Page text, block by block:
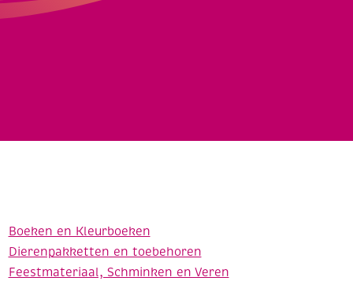
Boeken en Kleurboeken
Dierenpakketten en toebehoren
Feestmateriaal, Schminken en Veren